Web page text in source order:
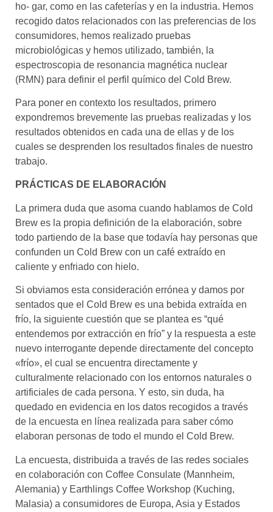
ho- gar, como en las cafeterías y en la industria. Hemos
recogido datos relacionados con las preferencias de los
consumidores, hemos realizado pruebas
microbiológicas y hemos utilizado, también, la
espectroscopia de resonancia magnética nuclear
(RMN) para definir el perfil químico del Cold Brew.
Para poner en contexto los resultados, primero
expondremos brevemente las pruebas realizadas y los
resultados obtenidos en cada una de ellas y de los
cuales se desprenden los resultados finales de nuestro
trabajo.
PRÁCTICAS DE ELABORACIÓN
La primera duda que asoma cuando hablamos de Cold
Brew es la propia definición de la elaboración, sobre
todo partiendo de la base que todavía hay personas que
confunden un Cold Brew con un café extraído en
caliente y enfriado con hielo.
Si obviamos esta consideración errónea y damos por
sentados que el Cold Brew es una bebida extraída en
frío, la siguiente cuestión que se plantea es “qué
entendemos por extracción en frío” y la respuesta a este
nuevo interrogante depende directamente del concepto
«frío», el cual se encuentra directamente y
culturalmente relacionado con los entornos naturales o
artificiales de cada persona. Y esto, sin duda, ha
quedado en evidencia en los datos recogidos a través
de la encuesta en línea realizada para saber cómo
elaboran personas de todo el mundo el Cold Brew.
La encuesta, distribuida a través de las redes sociales
en colaboración con Coffee Consulate (Mannheim,
Alemania) y Earthlings Coffee Workshop (Kuching,
Malasia) a consumidores de Europa, Asia y Estados